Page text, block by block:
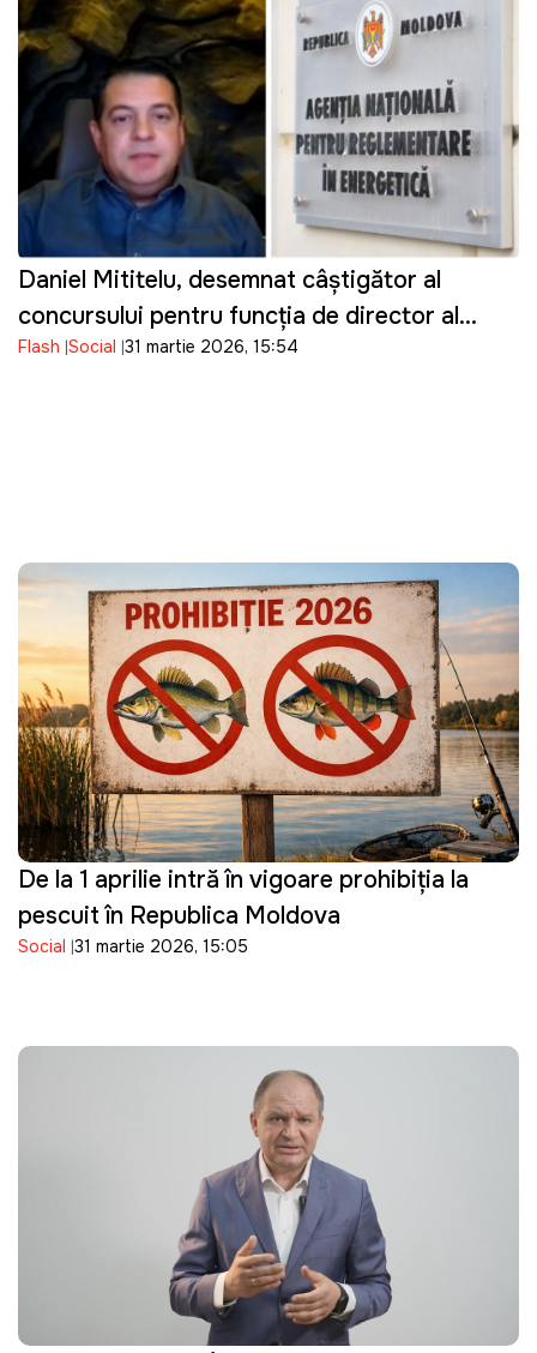
Daniel Mititelu, desemnat câștigător al
concursului pentru funcția de director al
ANRE
Flash Social 31 martie 2026, 15:54
De la 1 aprilie intră în vigoare prohibiția la
pescuit în Republica Moldova
Social 31 martie 2026, 15:05